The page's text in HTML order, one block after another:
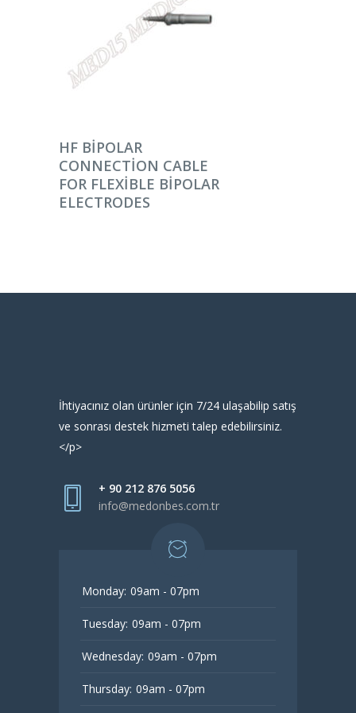
DEVAMINI OKU
HF BIPOLAR
CONNECTION CABLE
FOR FLEXIBLE BIPOLAR
ELECTRODES
İhtiyacınız olan ürünler için 7/24 ulaşabilip satış
ve sonrası destek hizmeti talep edebilirsiniz.
</p>
+ 90 212 876 5056
info@medonbes.com.tr
Monday: 09am - 07pm
Tuesday: 09am - 07pm
Wednesday: 09am - 07pm
Thursday: 09am - 07pm